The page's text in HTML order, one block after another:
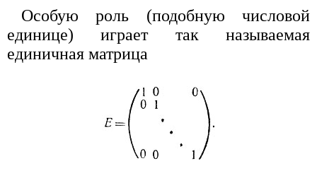
Особую роль (подобную числовой
единице) играет так называемая
единичная матрица